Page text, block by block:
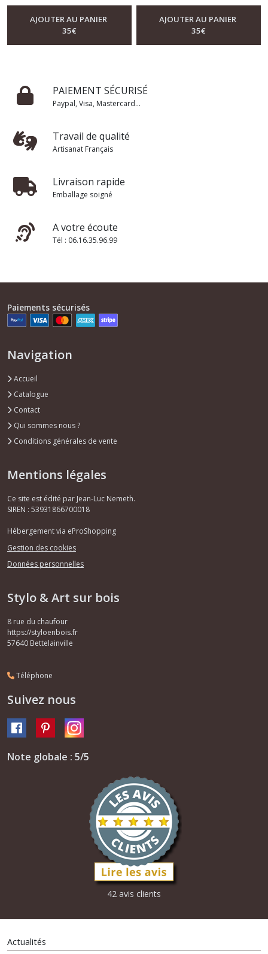
AJOUTER AU PANIER
35€
AJOUTER AU PANIER
35€
PAIEMENT SÉCURISÉ
Paypal, Visa, Mastercard...
Travail de qualité
Artisanat Français
Livraison rapide
Emballage soigné
A votre écoute
Tél : 06.16.35.96.99
Paiements sécurisés
Navigation
Accueil
Catalogue
Contact
Qui sommes nous ?
Conditions générales de vente
Mentions légales
Ce site est édité par Jean-Luc Nemeth.
SIREN : 53931866700018
Hébergement via eProShopping
Gestion des cookies
Données personnelles
Stylo & Art sur bois
8 rue du chaufour
https://styloenbois.fr
57640 Bettelainville
Téléphone
Suivez nous
Note globale : 5/5
42 avis clients
Actualités